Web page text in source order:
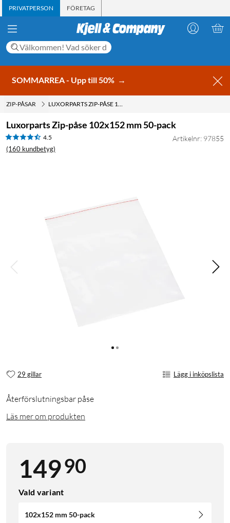
PRIVATPERSON FÖRETAG
SOMMARREA - Upp till 50% →
ZIP-PÅSAR LUXORPARTS ZIP-PÅSE 102X152 MM 50-PACK
Luxorparts Zip-påse 102x152 mm 50-pack
4.5
(160 kundbetyg)
Artikelnr: 97855
29 gillar Lägg i inköpslista
Återförslutningsbar påse
Läs mer om produkten
14990
Vald variant
102x152 mm 50-pack